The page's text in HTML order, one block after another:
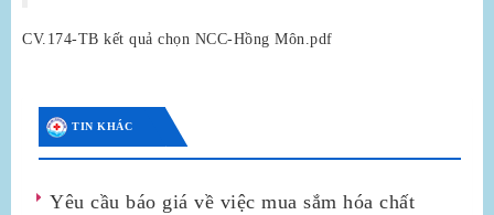
CV.174-TB kết quả chọn NCC-Hồng Môn.pdf
TIN KHÁC
Yêu cầu báo giá về việc mua sắm hóa chất